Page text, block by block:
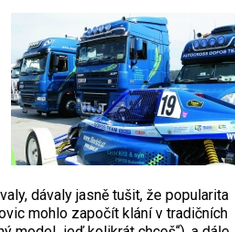
dávaly jasně tušit, že popularita
mohlo započít klání v tradičních